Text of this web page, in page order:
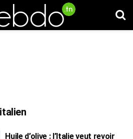
Huile d’olive : l’Italie veut revoir